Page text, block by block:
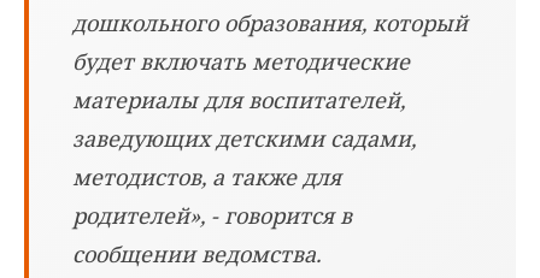
дошкольного образования, который
будет включать методические
материалы для воспитателей,
заведующих детскими садами,
методистов, а также для
родителей», - говорится в
сообщении ведомства.